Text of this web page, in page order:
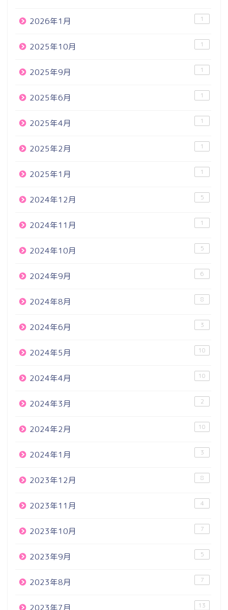
2026年1月 1
2025年10月 1
2025年9月 1
2025年6月 1
2025年4月 1
2025年2月 1
2025年1月 1
2024年12月 5
2024年11月 1
2024年10月 5
2024年9月 6
2024年8月 8
2024年6月 3
2024年5月 10
2024年4月 10
2024年3月 2
2024年2月 10
2024年1月 3
2023年12月 8
2023年11月 4
2023年10月 7
2023年9月 5
2023年8月 7
2023年7月 13